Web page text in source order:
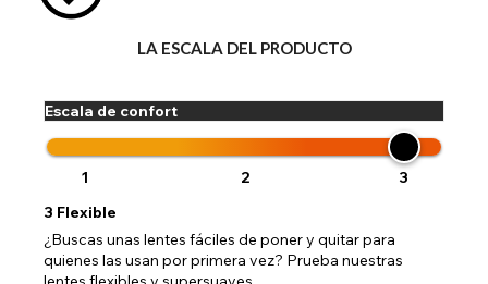
LA ESCALA DEL PRODUCTO
Escala de confort
1 2
3
3 Flexible
¿Buscas unas lentes fáciles de poner y quitar para
quienes las usan por primera vez? Prueba nuestras